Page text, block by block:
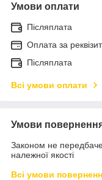
Умови оплати
Післяплата
Оплата за
Післяплата
Всі умови оплати
Умови
Законом не
належної якості
Всі умови